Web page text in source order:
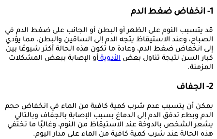
1- انخفاض ضغط الدم
قد يتسبب النوم على الظهر أو البطن أو الجانب على ضغط الدم في
الصباح، وعند الاستيقاظ يتجه الدم إلى الساقين والبطن، مما يؤدي
إلى انخفاض ضغط الدم، وعادة ما تكون هذه الحالة أكثر شيوعًا بين
كبار السن نتيجة تناول بعض الأدويةأو الإصابة ببعض المشكلات
المزمنة.
2- الجفاف
يمكن أن يتسبب عدم شرب كمية كافية من الماء في انخفاض حجم
الدم وبطء تدفق الدم إلى الدماغ بسبب الإصابة بالجفاف وبالتالي
يشعر الشخص بالدوخة عند الاستيقاظ من النوم، وغالبًا ما تختفي
هذه الحالة عند شرب كمية كافية من الماء على مدار اليوم.